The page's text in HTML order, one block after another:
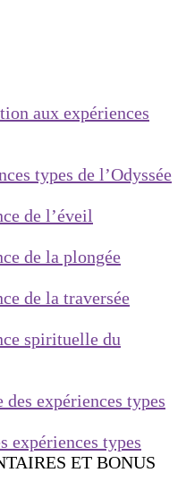
aux expériences
types de l’Odyssée
de l’éveil
de la plongée
de la traversée
spirituelle du
expériences types
expériences types
ET BONUS